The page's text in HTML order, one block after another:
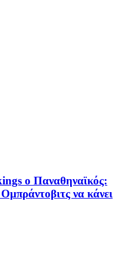
ο Παναθηναϊκός:
να κάνει